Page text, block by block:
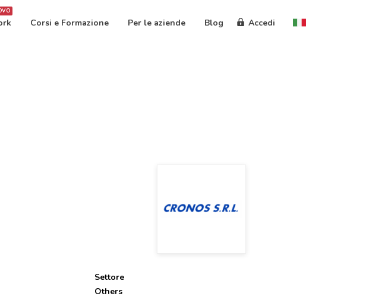
Corsi e Formazione Per le aziende Blog Accedi
Settore
Others